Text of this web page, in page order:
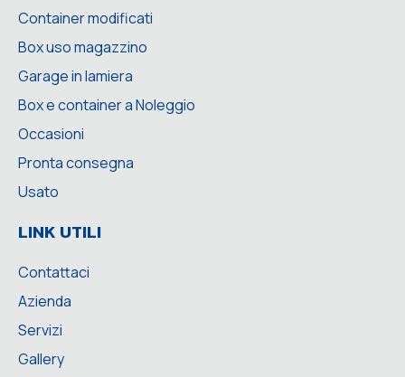
Container modificati
Box uso magazzino
Garage in lamiera
Box e container a Noleggio
Occasioni
Pronta consegna
Usato
LINK UTILI
Contattaci
Azienda
Servizi
Gallery